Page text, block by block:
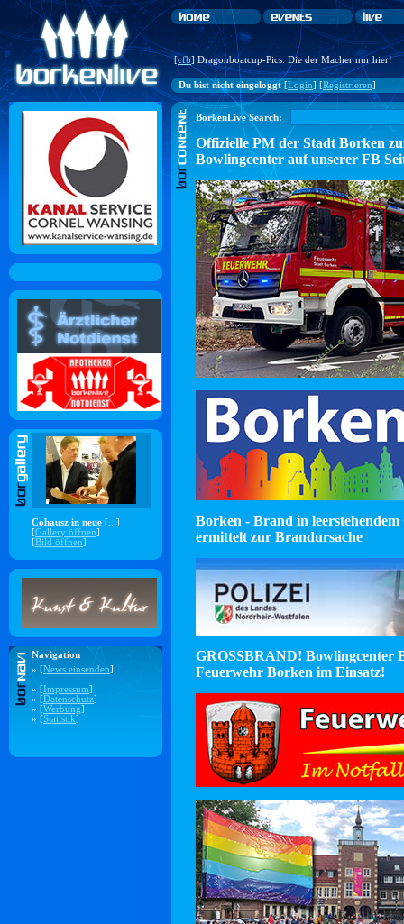
[cfb] Dragonboatcup-Pics: Die der Macher nur hier!
Du bist nicht eingeloggt[Login] [Registrieren]
Cohausz in neue [...]
[Gallery öffnen]
[Bild öffnen]
Navigation
» [News einsenden]
» [Impressum]
» [Datenschutz]
» [Werbung]
» [Statistik]
BorkenLive Search:
Offizielle PM der Stadt Borken
Bowlingcenter auf unserer FB
Borken - Brand in leerstehendem
ermittelt zur Brandursache
GROSSBRAND! Bowlingcenter
Feuerwehr Borken im Einsatz!